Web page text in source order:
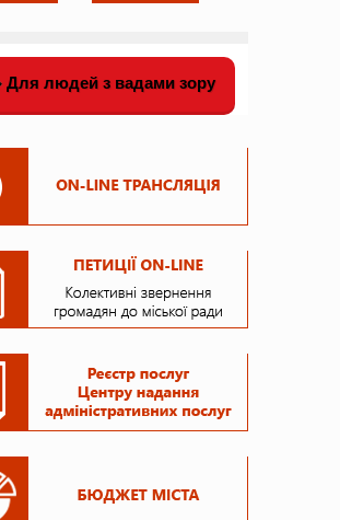
Для людей з вадами зору